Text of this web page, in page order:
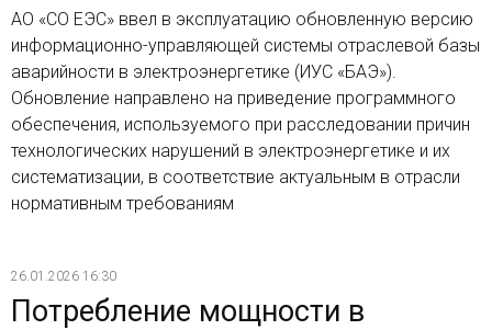
АО «СО ЕЭС» ввел в эксплуатацию обновленную версию
информационно-управляющей системы отраслевой базы
аварийности в электроэнергетике (ИУС «БАЭ»).
Обновление направлено на приведение программного
обеспечения, используемого при расследовании причин
технологических нарушений в электроэнергетике и их
систематизации, в соответствие актуальным в отрасли
нормативным требованиям
26.01.2026 16:30
Потребление мощности в